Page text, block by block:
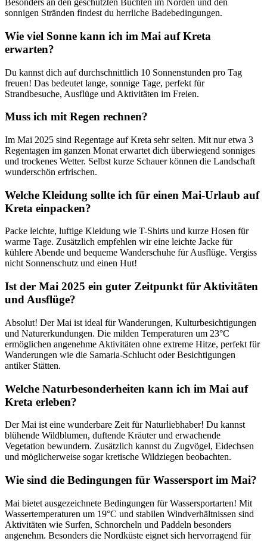
Besonders an den geschützten Buchten im Norden und den
sonnigen Stränden findest du herrliche Badebedingungen.
Wie viel Sonne kann ich im Mai auf Kreta
erwarten?
Du kannst dich auf durchschnittlich 10 Sonnenstunden pro Tag
freuen! Das bedeutet lange, sonnige Tage, perfekt für
Strandbesuche, Ausflüge und Aktivitäten im Freien.
Muss ich mit Regen rechnen?
Im Mai 2025 sind Regentage auf Kreta sehr selten. Mit nur etwa 3
Regentagen im ganzen Monat erwartet dich überwiegend sonniges
und trockenes Wetter. Selbst kurze Schauer können die Landschaft
wunderschön erfrischen.
Welche Kleidung sollte ich für einen Mai-Urlaub auf
Kreta einpacken?
Packe leichte, luftige Kleidung wie T-Shirts und kurze Hosen für
warme Tage. Zusätzlich empfehlen wir eine leichte Jacke für
kühlere Abende und bequeme Wanderschuhe für Ausflüge. Vergiss
nicht Sonnenschutz und einen Hut!
Ist der Mai 2025 ein guter Zeitpunkt für Aktivitäten
und Ausflüge?
Absolut! Der Mai ist ideal für Wanderungen, Kulturbesichtigungen
und Naturerkundungen. Die milden Temperaturen um 23°C
ermöglichen angenehme Aktivitäten ohne extreme Hitze, perfekt für
Wanderungen wie die Samaria-Schlucht oder Besichtigungen
antiker Stätten.
Welche Naturbesonderheiten kann ich im Mai auf
Kreta erleben?
Der Mai ist eine wunderbare Zeit für Naturliebhaber! Du kannst
blühende Wildblumen, duftende Kräuter und erwachende
Vegetation bewundern. Zusätzlich kannst du Zugvögel, Eidechsen
und möglicherweise sogar kretische Wildziegen beobachten.
Wie sind die Bedingungen für Wassersport im Mai?
Mai bietet ausgezeichnete Bedingungen für Wassersportarten! Mit
Wassertemperaturen um 19°C und stabilen Windverhältnissen sind
Aktivitäten wie Surfen, Schnorcheln und Paddeln besonders
angenehm. Besonders die Nordküste eignet sich hervorragend für